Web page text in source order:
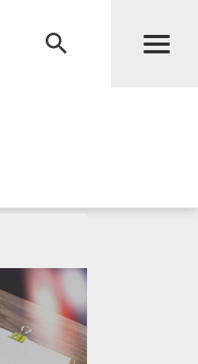
RECHERCHE